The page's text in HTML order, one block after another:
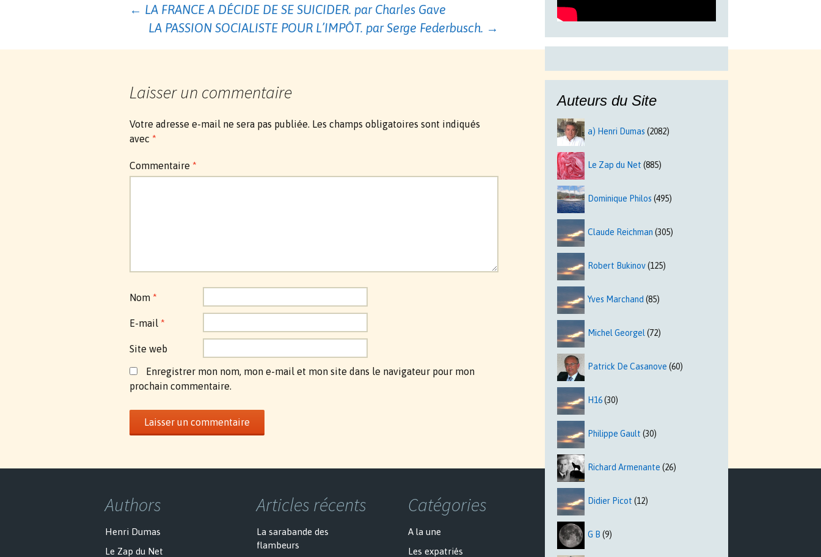
Navigation
des
← LA FRANCE A DÉCIDE DE SE SUICIDER. par Charles Gave
LA PASSION SOCIALISTE POUR L’IMPÔT. par Serge Federbusch. →
Laisser un commentaire
Votre adresse e-mail ne sera pas publiée. Les champs obligatoires sont indiqués
avec *
Commentaire *
Nom *
E-mail *
Site web
Enregistrer mon nom, mon e-mail et mon site dans le navigateur pour mon
prochain commentaire.
Auteurs du Site
a) Henri Dumas (2082)
Le Zap du Net (885)
Dominique Philos (495)
Claude Reichman (305)
Robert Bukinov(125)
Yves Marchand (85)
Michel Georgel (72)
Patrick De Casanove (60)
H16(30)
Philippe Gault (30)
Richard Armenante (26)
Didier Picot (12)
G B (9)
Authors
Henri Dumas
Le Zap du Net
Articles récents
La sarabande des
flambeurs
Catégories
A la une
Les expatriés